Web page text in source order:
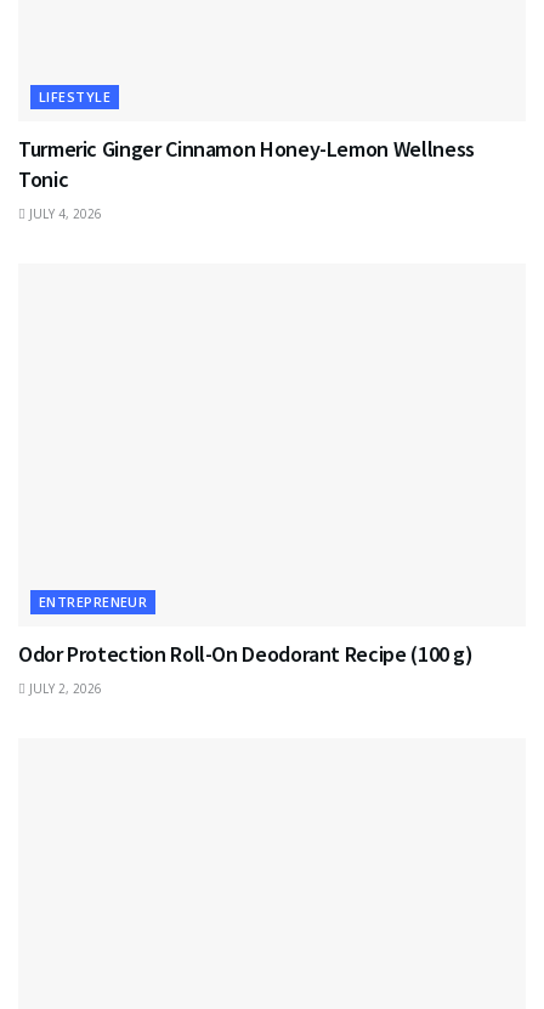
LIFESTYLE
Turmeric Ginger Cinnamon Honey-Lemon Wellness
Tonic
JULY 4, 2026
ENTREPRENEUR
Odor Protection Roll-On Deodorant Recipe (100 g)
JULY 2, 2026